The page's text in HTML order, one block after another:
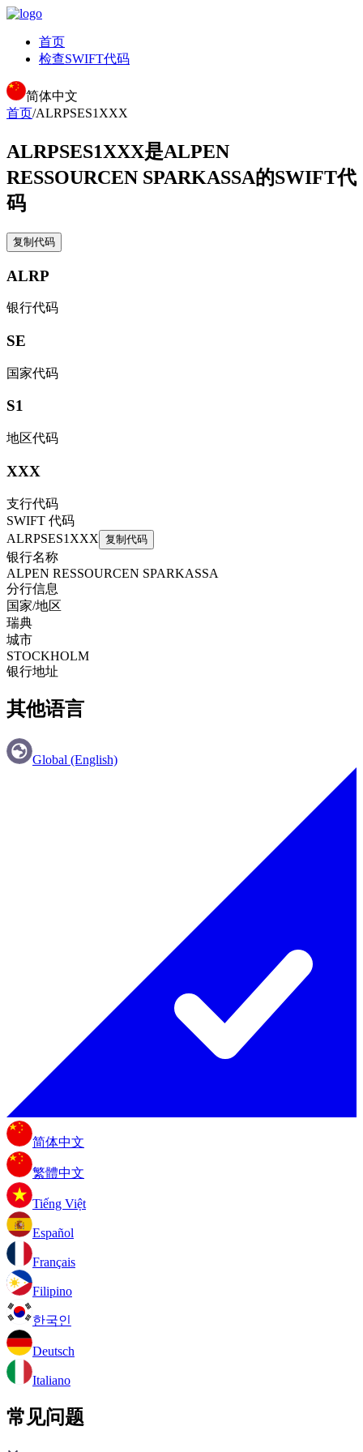
首页
检查SWIFT代码
简体中文
首页/ALRPSES1XXX
ALRPSES1XXX是ALPEN
RESSOURCEN SPARKASSA的SWIFT代
码
复制代码
ALRP
银行代码
SE
国家代码
S1
地区代码
XXX
支行代码
SWIFT 代码
ALRPSES1XXX 复制代码
银行名称
ALPEN RESSOURCEN SPARKASSA
分行信息
国家/地区
瑞典
城市
STOCKHOLM
银行地址
其他语言
Global (English)
简体中文
繁體中文
Tiếng Việt
Español
Français
Filipino
한국인
Deutsch
Italiano
常见问题